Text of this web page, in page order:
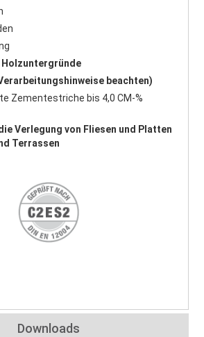
beachten)
Zementestriche bis 4,0 CM-%
Verlegung von Fliesen und Platten
Terrassen
Downloads